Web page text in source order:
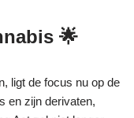
🌟
ligt de focus nu op de
en zijn derivaten,